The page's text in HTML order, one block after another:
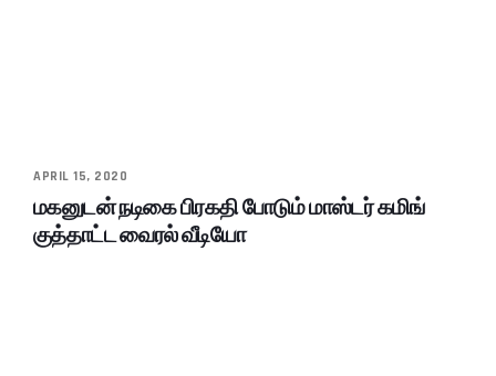
APRIL 15, 2020
மகனுடன் நடிகை பிரகதி போடும் மாஸ்டர் கமிங்
குத்தாட்ட வைரல் வீடியோ